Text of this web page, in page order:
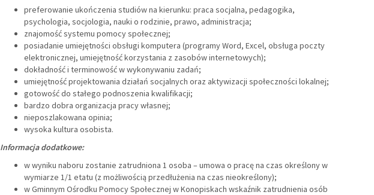
preferowanie ukończenia studiów na kierunku: praca socjalna, pedagogika,
psychologia, socjologia, nauki o rodzinie, prawo, administracja;
znajomość systemu pomocy społecznej;
posiadanie umiejętności obsługi komputera (programy Word, Excel, obsługa poczty
elektronicznej, umiejętność korzystania z zasobów internetowych);
dokładność i terminowość w wykonywaniu zadań;
umiejętność projektowania działań socjalnych oraz aktywizacji społeczności lokalnej;
gotowość do stałego podnoszenia kwalifikacji;
bardzo dobra organizacja pracy własnej;
nieposzlakowana opinia;
wysoka kultura osobista.
Informacja dodatkowe:
w wyniku naboru zostanie zatrudniona 1 osoba – umowa o pracę na czas określony w
wymiarze 1/1 etatu (z możliwością przedłużenia na czas nieokreślony);
w Gminnym Ośrodku Pomocy Społecznej w Konopiskach wskaźnik zatrudnienia osób